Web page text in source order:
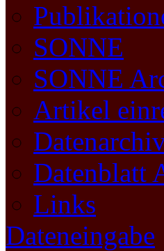
SONNE
SONNE
Artikel
Datenblatt
Links
Dateneingabe